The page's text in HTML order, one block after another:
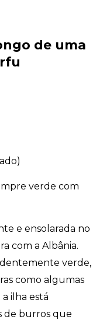
de uma
verde com
e ensolarada no
com a Albânia.
verde,
como algumas
ilha está
de burros que